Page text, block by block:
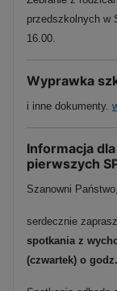
przedszkolnych w
16.00.
Wyprawka
i inne dokumenty.
Informacja
pierwszych
Szanowni Państwo,
serdecznie
spotkania z
(czwartek) o